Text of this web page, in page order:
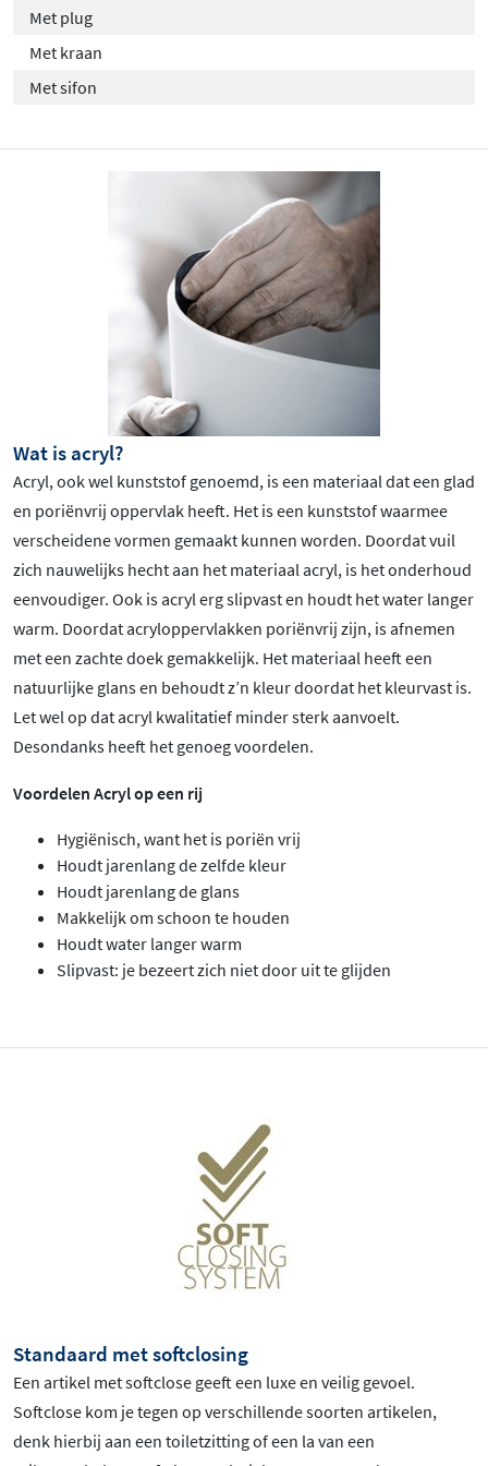
Met plug
Met kraan
Met sifon
Wat is acryl?
Acryl, ook wel kunststof genoemd, is een materiaal dat een glad
en poriënvrij oppervlak heeft. Het is een kunststof waarmee
verscheidene vormen gemaakt kunnen worden. Doordat vuil
zich nauwelijks hecht aan het materiaal acryl, is het onderhoud
eenvoudiger. Ook is acryl erg slipvast en houdt het water langer
warm. Doordat acryloppervlakken poriënvrij zijn, is afnemen
met een zachte doek gemakkelijk. Het materiaal heeft een
natuurlijke glans en behoudt z’n kleur doordat het kleurvast is.
Let wel op dat acryl kwalitatief minder sterk aanvoelt.
Desondanks heeft het genoeg voordelen.
Voordelen Acryl op een rij
Hygiënisch, want het is poriën vrij
Houdt jarenlang de zelfde kleur
Houdt jarenlang de glans
Makkelijk om schoon te houden
Houdt water langer warm
Slipvast: je bezeert zich niet door uit te glijden
Standaard met softclosing
Een artikel met softclose geeft een luxe en veilig gevoel.
Softclose kom je tegen op verschillende soorten artikelen,
denk hierbij aan een toiletzitting of een la van een